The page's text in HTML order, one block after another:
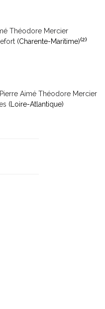
Théodore Mercier
(Charente-Maritime)(2)
Pierre Aimé Théodore Mercier
(Loire-Atlantique)